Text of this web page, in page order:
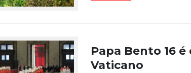
Papa Bento 16
Vaticano